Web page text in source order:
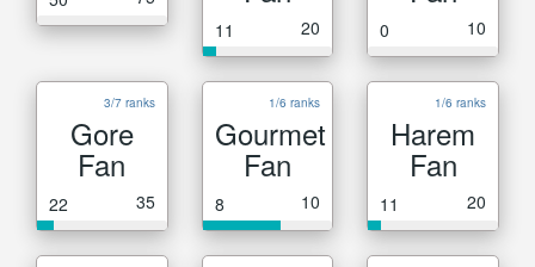
11 20 0 10
3/7 ranks
Gore
Fan
22 35
1/6 ranks
Gourmet
Fan
8 10
1/6 ranks
Harem
Fan
11 20